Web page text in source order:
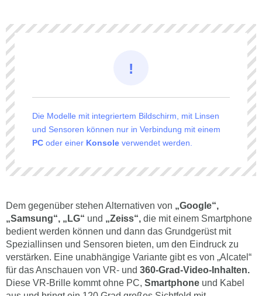
Die Modelle mit integriertem Bildschirm, mit Linsen
und Sensoren können nur in Verbindung mit einem
PC oder einer Konsole verwendet werden.
Dem gegenüber stehen Alternativen von „Google“,
„Samsung“, „LG“ und „Zeiss“, die mit einem Smartphone
bedient werden können und dann das Grundgerüst mit
Speziallinsen und Sensoren bieten, um den Eindruck zu
verstärken. Eine unabhängige Variante gibt es von „Alcatel“
für das Anschauen von VR- und 360-Grad-Video-Inhalten.
Diese VR-Brille kommt ohne PC, Smartphone und Kabel